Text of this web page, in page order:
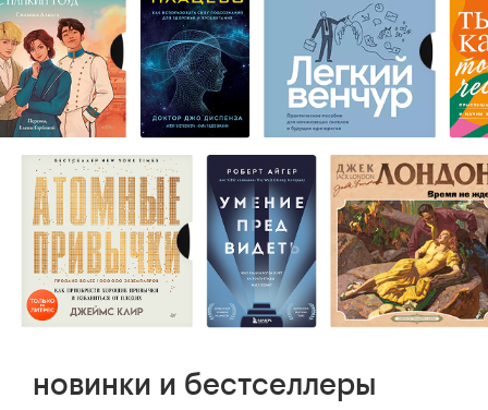
новинки и бестселлеры